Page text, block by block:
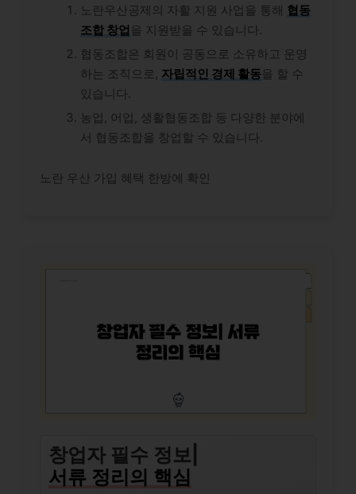
노란우산공제의 자활 지원 사업을 통해 협동
조합 창업을 지원받을 수 있습니다.
협동조합은 회원이 공동으로 소유하고 운영
하는 조직으로, 자립적인 경제 활동을 할 수
있습니다.
농업, 어업, 생활협동조합 등 다양한 분야에
서 협동조합을 창업할 수 있습니다.
노란 우산 가입 혜택 한방에 확인
창업자 필수 정보|
서류 정리의 핵심